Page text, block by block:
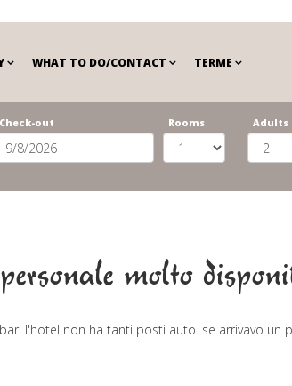
WHAT TO DO/CONTACT TERME
Check-out Rooms Adults
molto
l'hotel non ha tanti posti auto. se arrivavo